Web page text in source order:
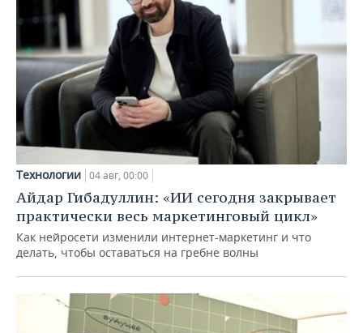
Технологии 04 авг, 00:00
Айдар Гибадуллин: «ИИ сегодня закрывает
практически весь маркетинговый цикл»
Как нейросети изменили интернет-маркетинг и что
делать, чтобы оставаться на гребне волны